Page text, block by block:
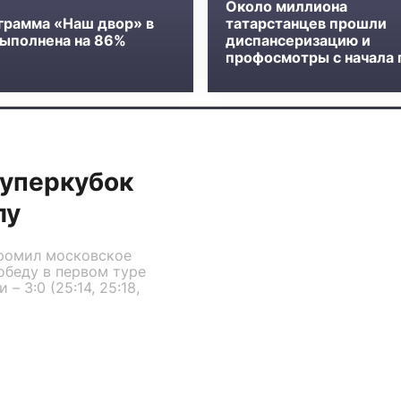
«Наш двор» в
на 86%
Около миллиона
татарстанцев прошли
диспансеризацию и
профосмотры с начала
московское
в первом туре
– 3:0 (25:14, 25:18,